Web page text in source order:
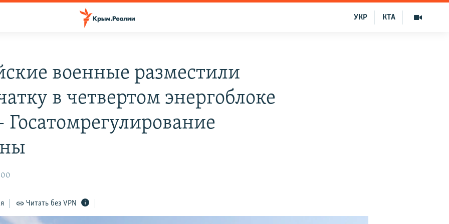
КТА
УКР
военные разместили
в четвертом энергоблоке
Госатомрегулирование
Читать без VPN